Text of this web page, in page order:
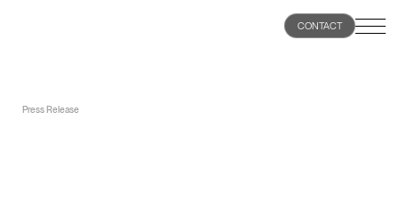
100 CONTACT
Press Release